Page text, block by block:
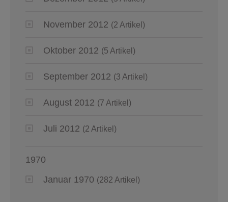
November 2012 (2 Artikel)
Oktober 2012 (5 Artikel)
September 2012 (3 Artikel)
August 2012 (7 Artikel)
Juli 2012 (2 Artikel)
1970
Januar 1970 (282 Artikel)